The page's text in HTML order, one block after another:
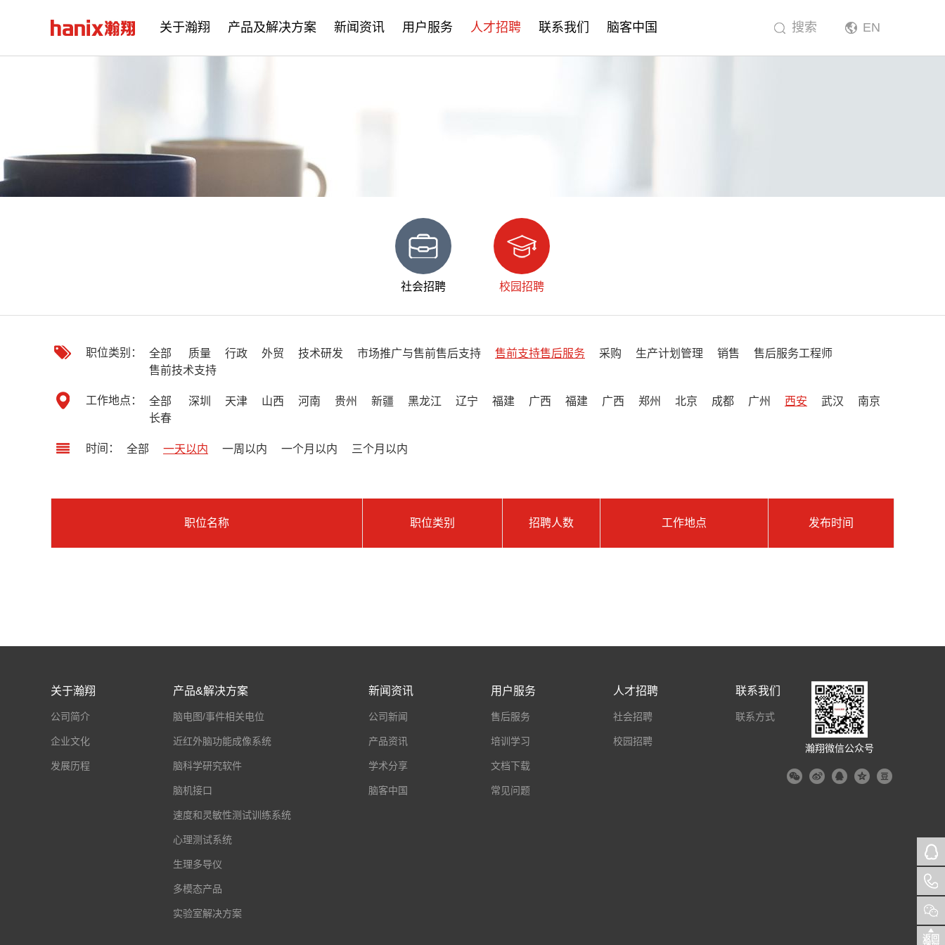
关于瀚翔 产品及解决方案 新闻资讯 用户服务 人才招聘 联系我们 脑客中国 EN
搜索
社会招聘 校园招聘
职位类别： 全部 质量 行政 外贸 技术研发 市场推广与售前售后支持 售前支持售后服务 采购 生产计划管理 销售
售后服务工程师
售前技术支持
工作地点： 全部 深圳 天津 山西 河南 贵州 新疆 黑龙江 辽宁 福建 广西 福建 广西 郑州 北京 成都 广州 西安 武汉
南京
长春
时间： 全部 一天以内 一周以内 一个月以内 三个月以内
职位名称 职位类别 招聘人数 工作地点 发布时间
瀚翔微信公众号
关于瀚翔
公司简介
企业文化
发展历程
产品&解决方案
脑电图/事件相关电位
近红外脑功能成像系统
脑科学研究软件
脑机接口
速度和灵敏性测试训练系统
心理测试系统
生理多导仪
多模态产品
实验室解决方案
新闻资讯
公司新闻
产品资讯
学术分享
脑客中国
用户服务
售后服务
培训学习
文档下载
常见问题
人才招聘
社会招聘
校园招聘
联系我们
联系方式
返回